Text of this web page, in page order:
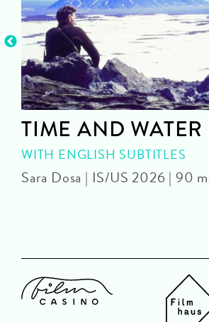
TIME AND WATER
WITH ENGLISH SUBTITLES
Sara Dosa | IS/US 2026 | 90